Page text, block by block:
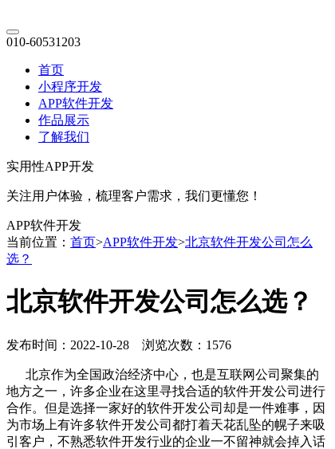
010-60531203
首页
小程序开发
APP软件开发
作品展示
了解我们
实用性APP开发
关注用户体验，梳理客户需求，我们更懂您！
APP软件开发
当前位置： 首页>APP软件开发>北京软件开发公司怎么
选？
北京软件开发公司怎么选？
发布时间：2022-10-28 浏览次数：1576
北京作为全国政治经济中心，也是互联网公司聚集的
地方之一，许多企业在这里寻找合适的软件开发公司进行
合作。但是选择一家好的软件开发公司却是一件难事，因
为市场上有许多软件开发公司都打着天花乱坠的幌子来吸
引客户，不熟悉软件开发行业的企业一不留神就会掉入话